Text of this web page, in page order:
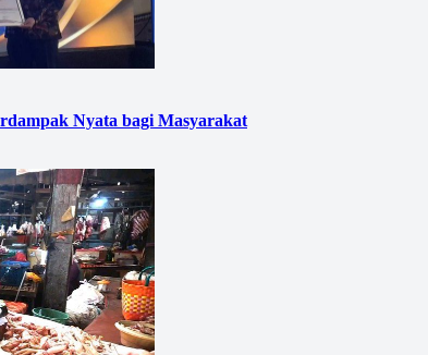
Nyata bagi Masyarakat